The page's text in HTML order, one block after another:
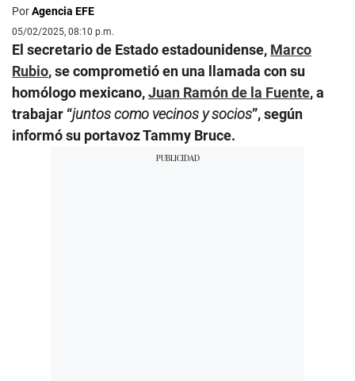
PorAgencia EFE
05/02/2025, 08:10 p.m.
El secretario de Estado estadounidense, Marco
Rubio, se comprometió en una llamada con su
homólogo mexicano,Juan Ramón de la Fuente, a
trabajar “juntos como vecinos y socios”, según
informó su portavoz Tammy Bruce.